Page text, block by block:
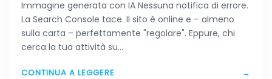
Immagine generata con IA Nessuna notifica di errore.
La Search Console tace. Il sito è online e – almeno
sulla carta – perfettamente "regolare". Eppure, chi
cerca la tua attività su…
CONTINUA A LEGGERE →